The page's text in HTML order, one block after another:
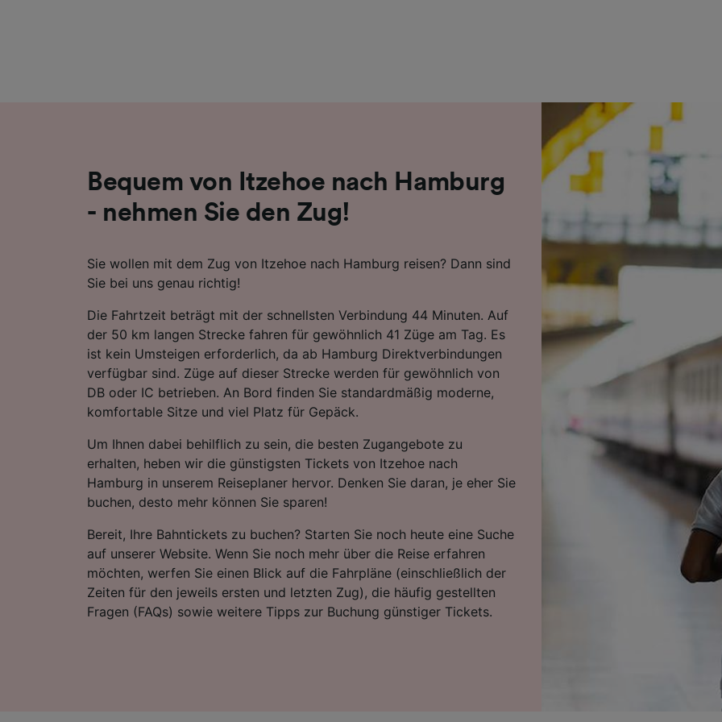
Bequem von Itzehoe nach Hamburg
- nehmen Sie den Zug!
Sie wollen mit dem Zug von Itzehoe nach Hamburg reisen? Dann sind
Sie bei uns genau richtig!
Die Fahrtzeit beträgt mit der schnellsten Verbindung 44 Minuten. Auf
der 50 km langen Strecke fahren für gewöhnlich 41 Züge am Tag. Es
ist kein Umsteigen erforderlich, da ab Hamburg Direktverbindungen
verfügbar sind. Züge auf dieser Strecke werden für gewöhnlich von
DB oder IC betrieben. An Bord finden Sie standardmäßig moderne,
komfortable Sitze und viel Platz für Gepäck.
Um Ihnen dabei behilflich zu sein, die besten Zugangebote zu
erhalten, heben wir die günstigsten Tickets von Itzehoe nach
Hamburg in unserem Reiseplaner hervor. Denken Sie daran, je eher Sie
buchen, desto mehr können Sie sparen!
Bereit, Ihre Bahntickets zu buchen? Starten Sie noch heute eine Suche
auf unserer Website. Wenn Sie noch mehr über die Reise erfahren
möchten, werfen Sie einen Blick auf die Fahrpläne (einschließlich der
Zeiten für den jeweils ersten und letzten Zug), die häufig gestellten
Fragen (FAQs) sowie weitere Tipps zur Buchung günstiger Tickets.